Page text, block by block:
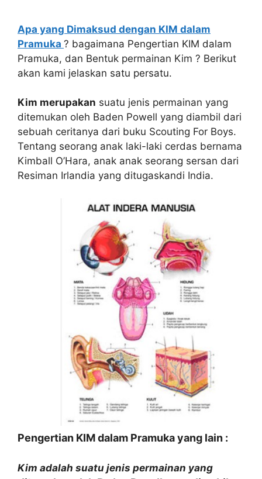
Apa yang Dimaksud dengan KIM dalam
Pramuka ? bagaimana Pengertian KIM dalam
Pramuka, dan Bentuk permainan Kim ? Berikut
akan kami jelaskan satu persatu.
Kim merupakan suatu jenis permainan yang
ditemukan oleh Baden Powell yang diambil dari
sebuah ceritanya dari buku Scouting For Boys.
Tentang seorang anak laki-laki cerdas bernama
Kimball O’Hara, anak anak seorang sersan dari
Resiman Irlandia yang ditugaskandi India.
Pengertian KIM dalam Pramuka yang lain :
Kim adalah suatu jenis permainan yang